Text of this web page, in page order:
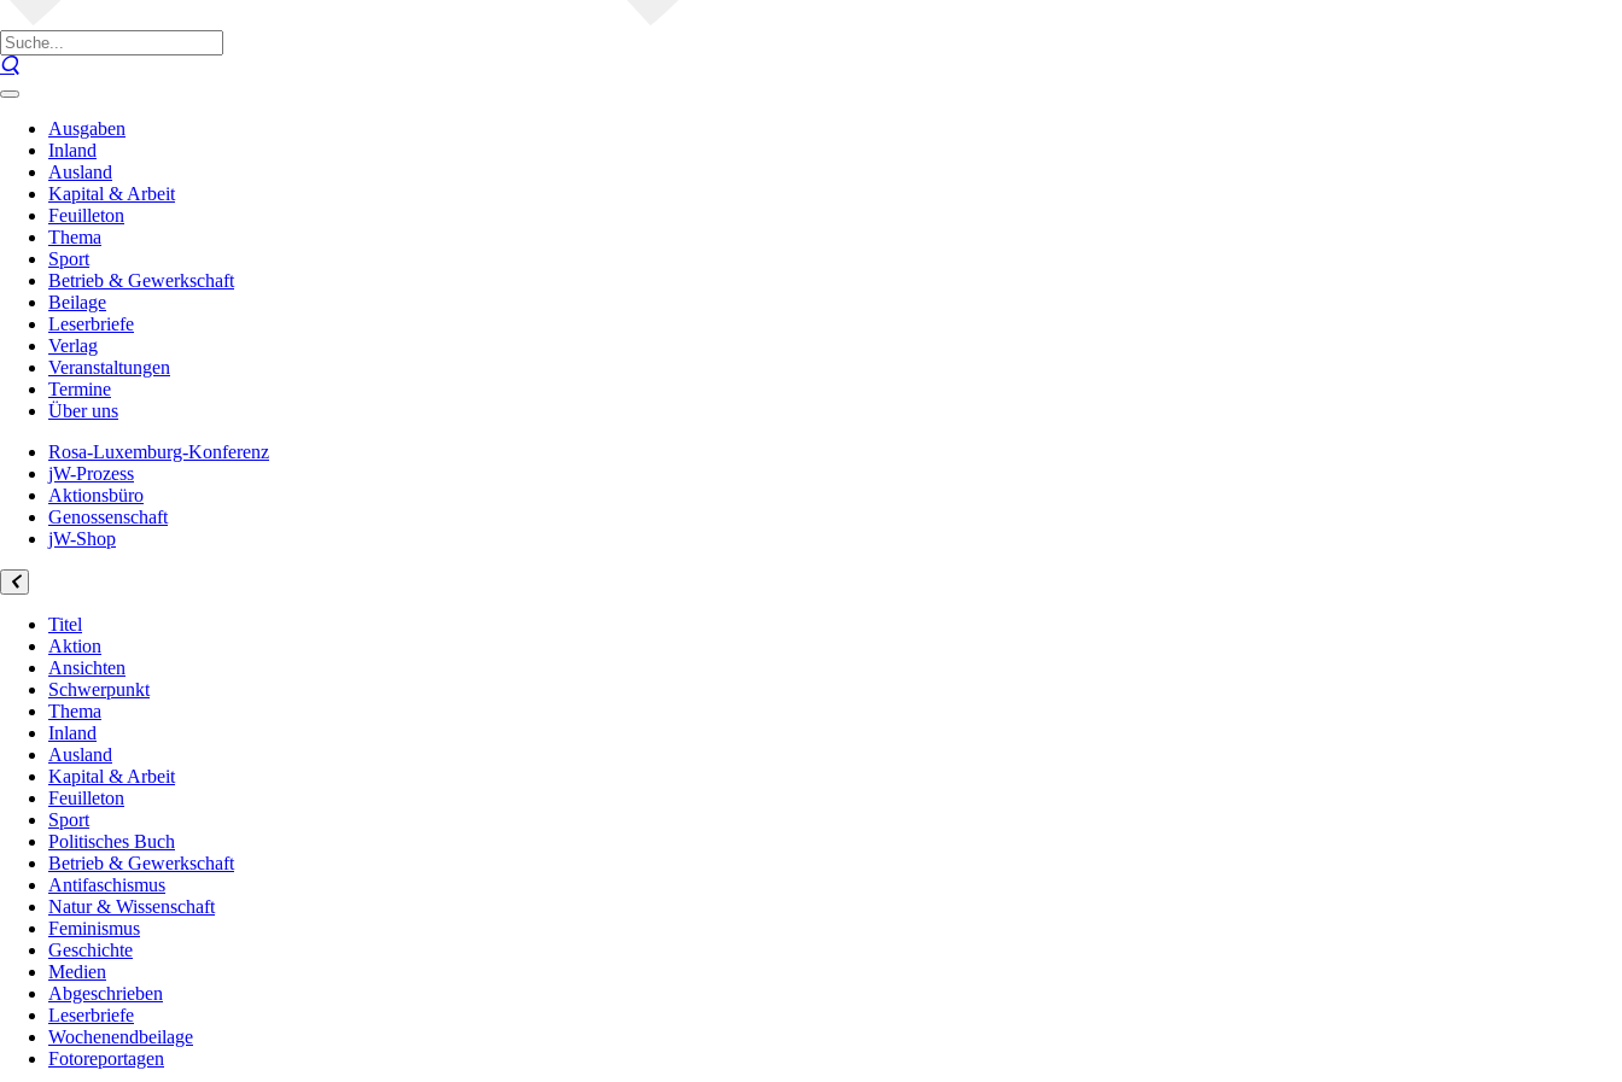
Ausgaben
Inland
Ausland
Kapital & Arbeit
Feuilleton
Thema
Sport
Betrieb & Gewerkschaft
Beilage
Leserbriefe
Verlag
Veranstaltungen
Termine
Über uns
Rosa-Luxemburg-Konferenz
jW-Prozess
Aktionsbüro
Genossenschaft
jW-Shop
Titel
Aktion
Ansichten
Schwerpunkt
Thema
Inland
Ausland
Kapital & Arbeit
Feuilleton
Sport
Politisches Buch
Betrieb & Gewerkschaft
Antifaschismus
Natur & Wissenschaft
Feminismus
Geschichte
Medien
Abgeschrieben
Leserbriefe
Wochenendbeilage
Fotoreportagen